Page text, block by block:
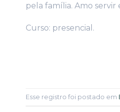
pela família. Amo servir
Curso: presencial.
Esse registro foi postado em